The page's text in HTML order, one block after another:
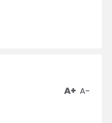
A+ A-